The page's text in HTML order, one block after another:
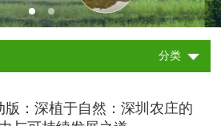
分类
版：深植于自然：深圳农庄的